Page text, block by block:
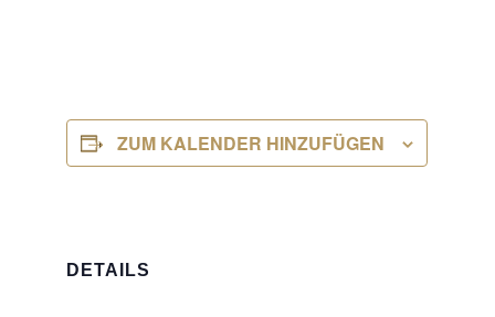
ZUM KALENDER HINZUFÜGEN
DETAILS